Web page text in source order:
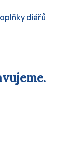
diářů